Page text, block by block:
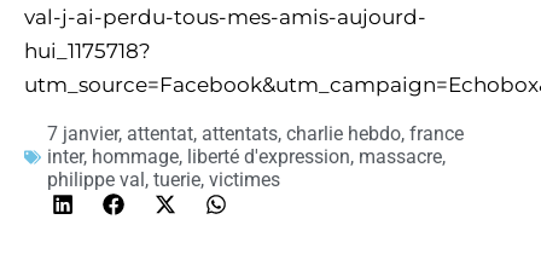
val-j-ai-perdu-tous-mes-amis-aujourd-
hui_1175718?
7 janvier, attentat, attentats, charlie hebdo, france
inter, hommage, liberté d'expression, massacre,
philippe val, tuerie, victimes